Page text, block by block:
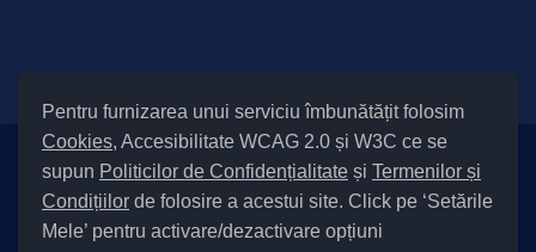
Pentru furnizarea unui serviciu îmbunătățit folosim
Cookies, Accesibilitate WCAG 2.0 și W3C ce se
supun Politicilor de Confidențialitate și Termenilor și
Condițiilor de folosire a acestui site. Click pe ‘Setările
Mele’ pentru activare/dezactivare opțiuni
Setări Cookies și Accesibilitate
Informare cu privire la prelucrarea datelor|Politică de utilizare